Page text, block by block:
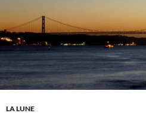
LA LUNE